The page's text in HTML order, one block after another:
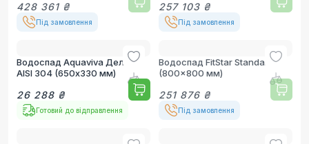
428 361 ₴
Під замовлення
257 103 ₴
Під замовлення
Водоспад Aquaviva Дельфін
AISI 304 (650х330 мм)
26 288 ₴
Готовий до відправлення
Водоспад FitStar Standard
(800x800 мм)
251 876 ₴
Під замовлення